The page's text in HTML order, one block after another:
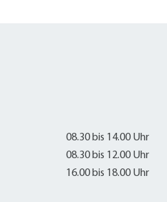
08.30 bis 14.00 Uhr
08.30 bis 12.00 Uhr
16.00 bis 18.00 Uhr